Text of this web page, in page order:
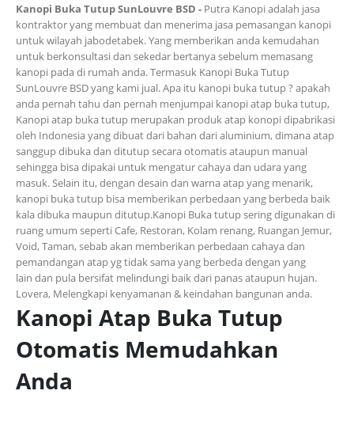
Kanopi Buka Tutup SunLouvre BSD - Putra Kanopi adalah jasa
kontraktor yang membuat dan menerima jasa pemasangan kanopi
untuk wilayah jabodetabek. Yang memberikan anda kemudahan
untuk berkonsultasi dan sekedar bertanya sebelum memasang
kanopi pada di rumah anda. Termasuk Kanopi Buka Tutup
SunLouvre BSD yang kami jual. Apa itu kanopi buka tutup ? apakah
anda pernah tahu dan pernah menjumpai kanopi atap buka tutup,
Kanopi atap buka tutup merupakan produk atap konopi dipabrikasi
oleh Indonesia yang dibuat dari bahan dari aluminium, dimana atap
sanggup dibuka dan ditutup secara otomatis ataupun manual
sehingga bisa dipakai untuk mengatur cahaya dan udara yang
masuk. Selain itu, dengan desain dan warna atap yang menarik,
kanopi buka tutup bisa memberikan perbedaan yang berbeda baik
kala dibuka maupun ditutup.Kanopi Buka tutup sering digunakan di
ruang umum seperti Cafe, Restoran, Kolam renang, Ruangan Jemur,
Void, Taman,sebabakan memberikan perbedaan cahayadan
pemandangan atapygtidak sama yang berbeda dengan yang
lain dan pula bersifat melindungi baik dari panasataupun hujan.
Lovera, Melengkapi kenyamanan & keindahan bangunan anda.
Kanopi Atap Buka Tutup
Otomatis Memudahkan
Anda